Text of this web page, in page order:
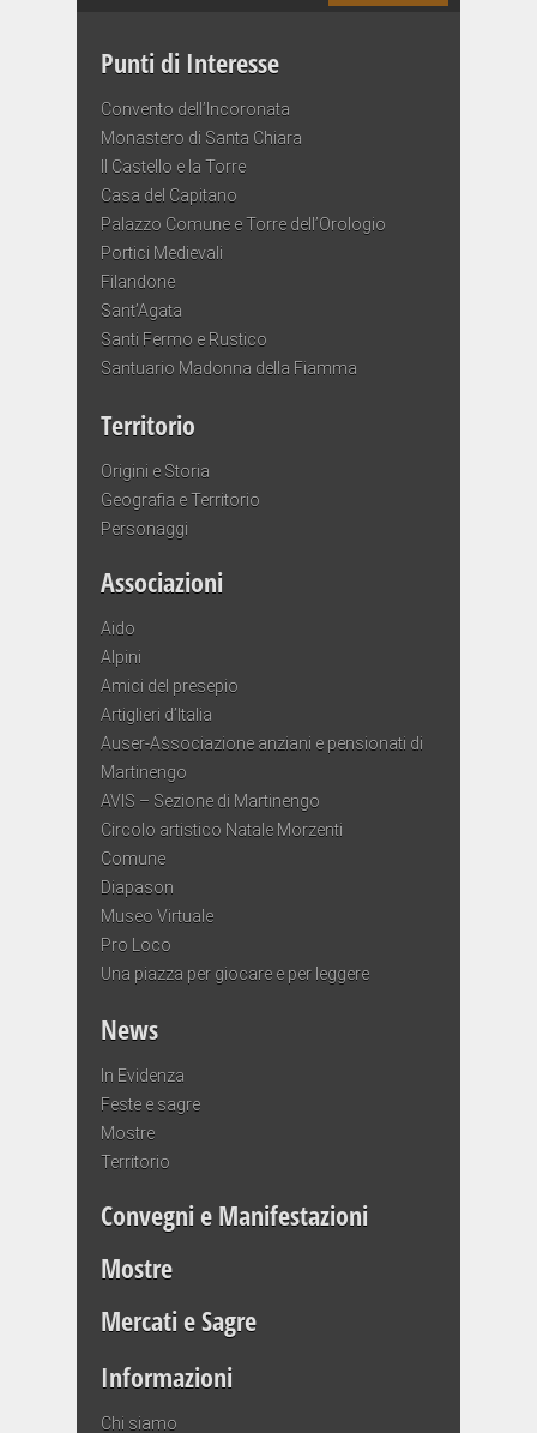
Punti di Interesse
Convento dell’Incoronata
Monastero di Santa Chiara
Il Castello e la Torre
Casa del Capitano
Palazzo Comune e Torre dell’Orologio
Portici Medievali
Filandone
Sant’Agata
Santi Fermo e Rustico
Santuario Madonna della Fiamma
Territorio
Origini e Storia
Geografia e Territorio
Personaggi
Associazioni
Aido
Alpini
Amici del presepio
Artiglieri d’Italia
Auser-Associazione anziani e pensionati di
Martinengo
AVIS – Sezione di Martinengo
Circolo artistico Natale Morzenti
Comune
Diapason
Museo Virtuale
Pro Loco
Una piazza per giocare e per leggere
News
In Evidenza
Feste e sagre
Mostre
Territorio
Convegni e Manifestazioni
Mostre
Mercati e Sagre
Informazioni
Chi siamo